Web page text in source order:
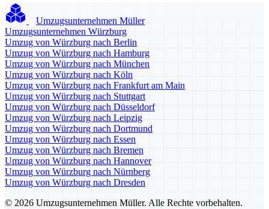
Umzugsunternehmen Müller
Umzugsunternehmen Würzburg
Umzug von Würzburg nach Berlin
Umzug von Würzburg nach Hamburg
Umzug von Würzburg nach München
Umzug von Würzburg nach Köln
Umzug von Würzburg nach Frankfurt am Main
Umzug von Würzburg nach Stuttgart
Umzug von Würzburg nach Düsseldorf
Umzug von Würzburg nach Leipzig
Umzug von Würzburg nach Dortmund
Umzug von Würzburg nach Essen
Umzug von Würzburg nach Bremen
Umzug von Würzburg nach Hannover
Umzug von Würzburg nach Nürnberg
Umzug von Würzburg nach Dresden
© 2026 Umzugsunternehmen Müller. Alle Rechte vorbehalten.